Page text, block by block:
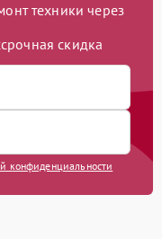
техники через
скидка
конфиденциальности